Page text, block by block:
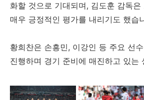
화할 것으로 기대되며, 김도훈 감독은
매우 긍정적인 평가를 내리기도 했습
황희찬은 손흥민, 이강인 등 주요 선
진행하며 경기 준비에 매진하고 있는